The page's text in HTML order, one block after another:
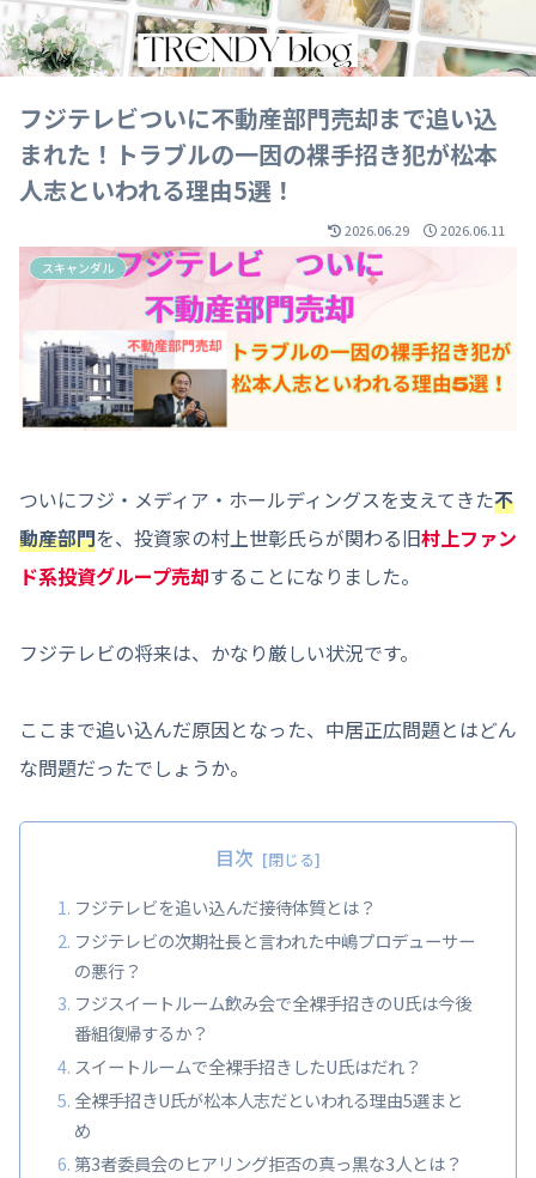
フジテレビついに不動産部門売却まで追い込
まれた！トラブルの一因の裸手招き犯が松本
人志といわれる理由5選！
2026.06.29 2026.06.11
スキャンダル
ついにフジ・メディア・ホールディングスを支えてきた不
動産部門を、投資家の村上世彰氏らが関わる旧村上ファン
ド系投資グループ売却することになりました。
フジテレビの将来は、かなり厳しい状況です。
ここまで追い込んだ原因となった、中居正広問題とはどん
な問題だったでしょうか。
目次
フジテレビを追い込んだ接待体質とは？
フジテレビの次期社長と言われた中嶋プロデューサー
の悪行？
フジスイートルーム飲み会で全裸手招きのU氏は今後
番組復帰するか？
スイートルームで全裸手招きしたU氏はだれ？
全裸手招きU氏が松本人志だといわれる理由5選まと
め
第3者委員会のヒアリング拒否の真っ黒な3人とは？